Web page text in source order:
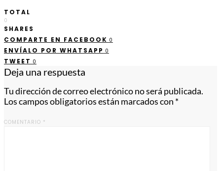
TOTAL
0
SHARES
COMPARTE EN FACEBOOK 0
ENVÍALO POR WHATSAPP 0
TWEET 0
Deja una respuesta
Tu dirección de correo electrónico no será publicada.
Los campos obligatorios están marcados con *
COMENTARIO *